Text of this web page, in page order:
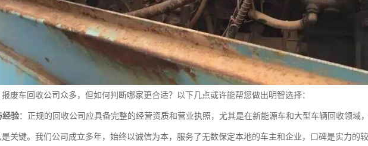
废车回收公司众多，但如何判断哪家更合适？以下几点或许能帮您做出明智选择：
经验：正规的回收公司应具备完整的经营资质和营业执照，尤其是在新能源车和大型车辆回收领域
关键。我们公司成立多年，始终以诚信为本，服务了无数保定本地的车主和企业，口碑是实力的较